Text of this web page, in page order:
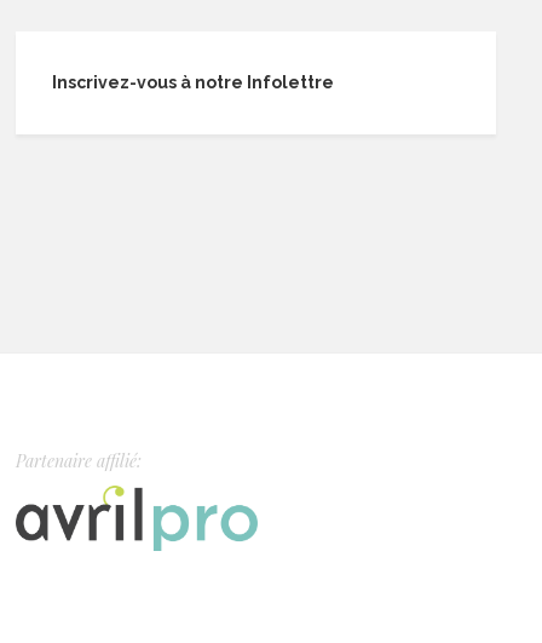
Inscrivez-vous à notre Infolettre
Partenaire affilié: